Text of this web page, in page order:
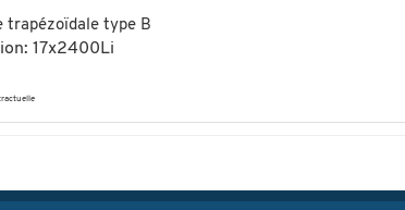
trapézoïdale type B
17x2400Li